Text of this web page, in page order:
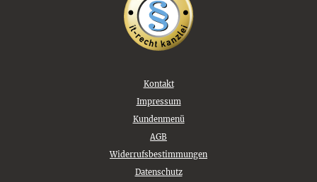
Kontakt
Impressum
Kundenmenü
AGB
Widerrufsbestimmungen
Datenschutz